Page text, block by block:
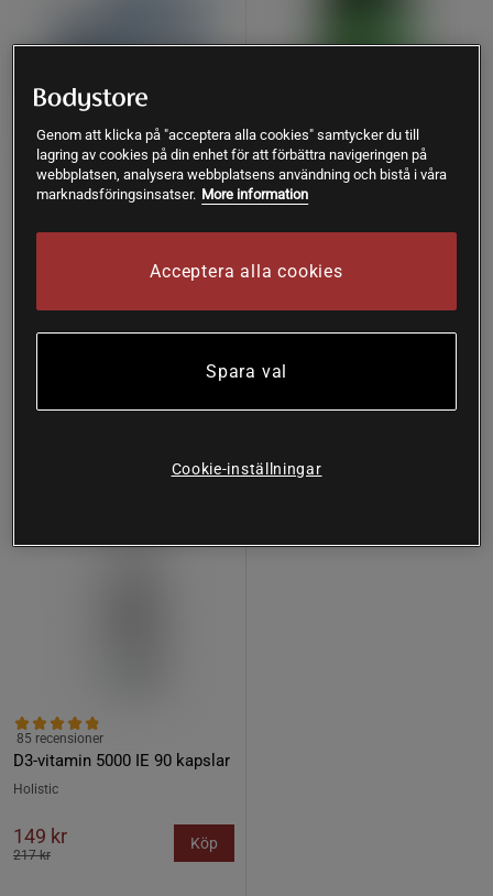
58 recensioner
Köp
tabletter
118 recensioner
Great Earth
94 kr
D3-vitamin 5000 IE 90 kapslar
85 recensioner
Holistic
149 kr
217 kr
Köp
Genom att klicka på "acceptera alla cookies" samtycker du till
lagring av cookies på din enhet för att förbättra navigeringen på
webbplatsen, analysera webbplatsens användning och bistå i våra
marknadsföringsinsatser. More information
Acceptera alla cookies
Spara val
Cookie-inställningar